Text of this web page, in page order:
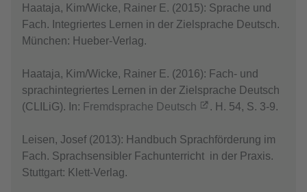
Haataja, Kim/Wicke, Rainer E. (2015): Sprache und
Fach. Integriertes Lernen in der Zielsprache Deutsch.
München: Hueber-Verlag.
Haataja, Kim/Wicke, Rainer E. (2016): Fach- und
sprachintegriertes Lernen in der Zielsprache Deutsch
(CLILiG). In: Fremdsprache Deutsch . H. 54, S. 3-9.
Leisen, Josef (2013): Handbuch Sprachförderung im
Fach. Sprachsensibler Fachunterricht in der Praxis.
Stuttgart: Klett-Verlag.